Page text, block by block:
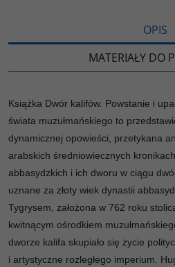
OPIS
MATERIAŁY DO
Książka Dwór kalifów. Powstanie i
świata muzułmańskiego to
dynamicznej opowieści, przetykana
arabskich średniowiecznych
abbasydzkich i ich dworu w ciągu
uznane za złoty wiek dynastii
Tygrysem, założona w 762 roku
kwitnącym ośrodkiem
dworze kalifa skupiało się życie
i artystyczne rozległego imperium.